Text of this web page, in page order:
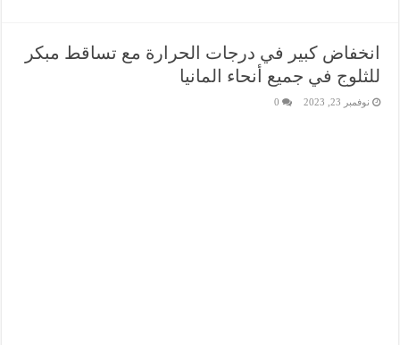
انخفاض كبير في درجات الحرارة مع تساقط مبكر
للثلوج في جميع أنحاء المانيا
نوفمبر 23, 2023 0